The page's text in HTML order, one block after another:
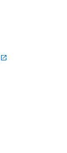
open_in_new